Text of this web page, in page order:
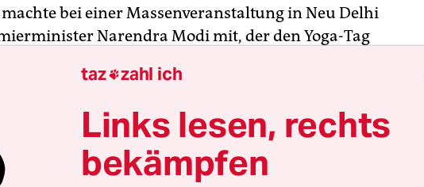
bei einer Massenveranstaltung in Neu Delhi
Narendra Modi mit, der den Yoga-Tag
saßen Tausende auf ihren Matten ebenso wie in
Seoul, Peking, Manila und anderswo.
der 41-jährige Inder Ivan Stanley den längsten
Mit 61 Minuten hofft er auf einen Eintrag im
taz zahl ich
Links lesen, rechts
bekämpfen